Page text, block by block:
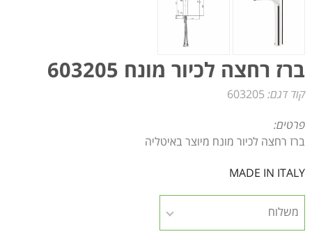
ברז רחצה לכיור מונח 603205
קוד דגם: 603205
פרטים:
ברז רחצה לכיור מונח מיוצר באיטליה
MADE IN ITALY